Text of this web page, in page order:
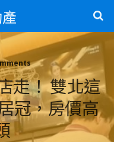
走！ 雙北這
冠，房價高